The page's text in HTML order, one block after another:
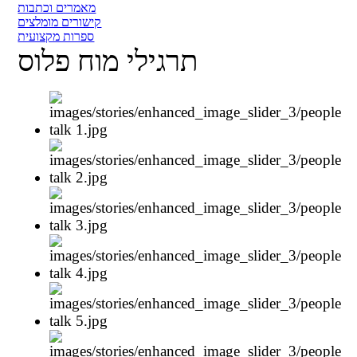
מאמרים וכתבות
קישורים מומלצים
ספרות מקצועית
תרגילי מוח פלוס